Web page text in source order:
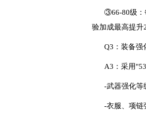
③66-80级：
验加成最高提升
Q3：装备强
A3：采用
-武器强化等
-衣服、项链